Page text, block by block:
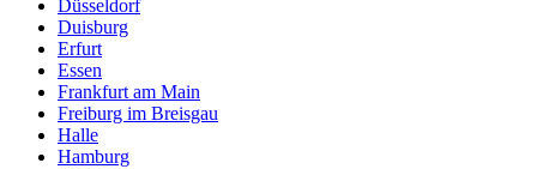
Düsseldorf
Duisburg
Erfurt
Essen
Frankfurt am Main
Freiburg im Breisgau
Halle
Hamburg